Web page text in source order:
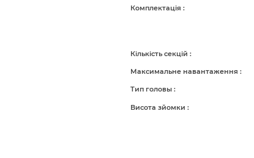
Комплектація
Кількість секцій
Максимальне навантаження
Тип головы
Висота зйомки